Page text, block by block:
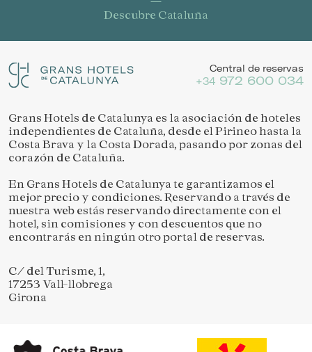
Descubre Cataluña
Central de reservas
+34 972 600 034
Grans Hotels de Catalunya es la asociación de hoteles
independientes de Cataluña, desde el Pirineo hasta la
Costa Brava y la Costa Dorada, pasando por zonas del
corazón de Cataluña.
En Grans Hotels de Catalunya te garantizamos el
mejor precio y condiciones. Reservando a través de
nuestra web estás reservando directamente con el
hotel, sin comisiones y con descuentos que no
encontrarás en ningún otro portal de reservas.
C/ del Turisme, 1,
17253 Vall-llobrega
Girona
Guardar configuración Aceptar todas